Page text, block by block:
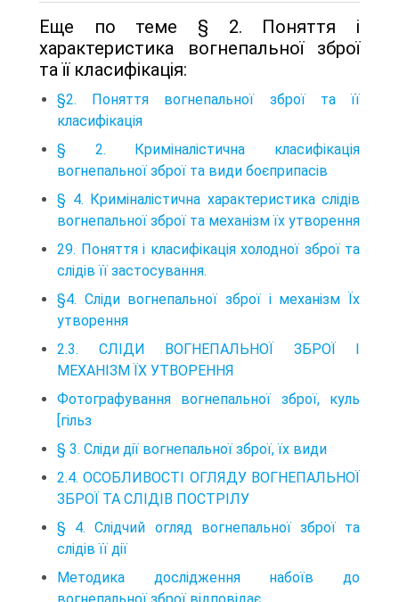
Еще по теме § 2. Поняття і
характеристика вогнепальної зброї
та її класифікація:
§2. Поняття вогнепальної зброї та її
класифікація
§ 2. Криміналістична класифікація
вогнепальної зброї та види боєприпасів
§ 4. Криміналістична характеристика слідів
вогнепальної зброї та механізм їх утворення
29. Поняття і класифікація холодної зброї та
слідів її застосування.
§4. Сліди вогнепальної зброї і механізм Їх
утворення
2.3. СЛІДИ ВОГНЕПАЛЬНОЇ ЗБРОЇ І
МЕХАНІЗМ ЇХ УТВОРЕННЯ
Фотографування вогнепальної зброї, куль
[гільз
§ 3. Сліди дії вогнепальної зброї, їх види
2.4. ОСОБЛИВОСТІ ОГЛЯДУ ВОГНЕПАЛЬНОЇ
ЗБРОЇ ТА СЛІДІВ ПОСТРІЛУ
§ 4. Слідчий огляд вогнепальної зброї та
слідів її дії
Методика дослідження набоїв до